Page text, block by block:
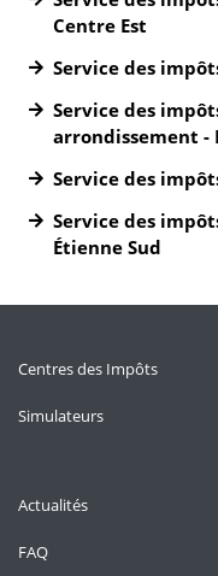
Centre Est
Service des
Service des
arrondissement -
Service des
Service des
Étienne Sud
Centres des Impôts
Simulateurs
Actualités
FAQ